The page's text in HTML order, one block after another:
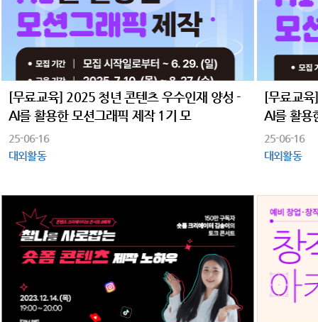
[무료교육] 2025 청년 콘텐츠 우수인재 양성 -
AI를 활용한 모션그래픽 제작 1기 모
25-06-16
대외활동
[무료교
AI를 활용
25-06-16
대외활동